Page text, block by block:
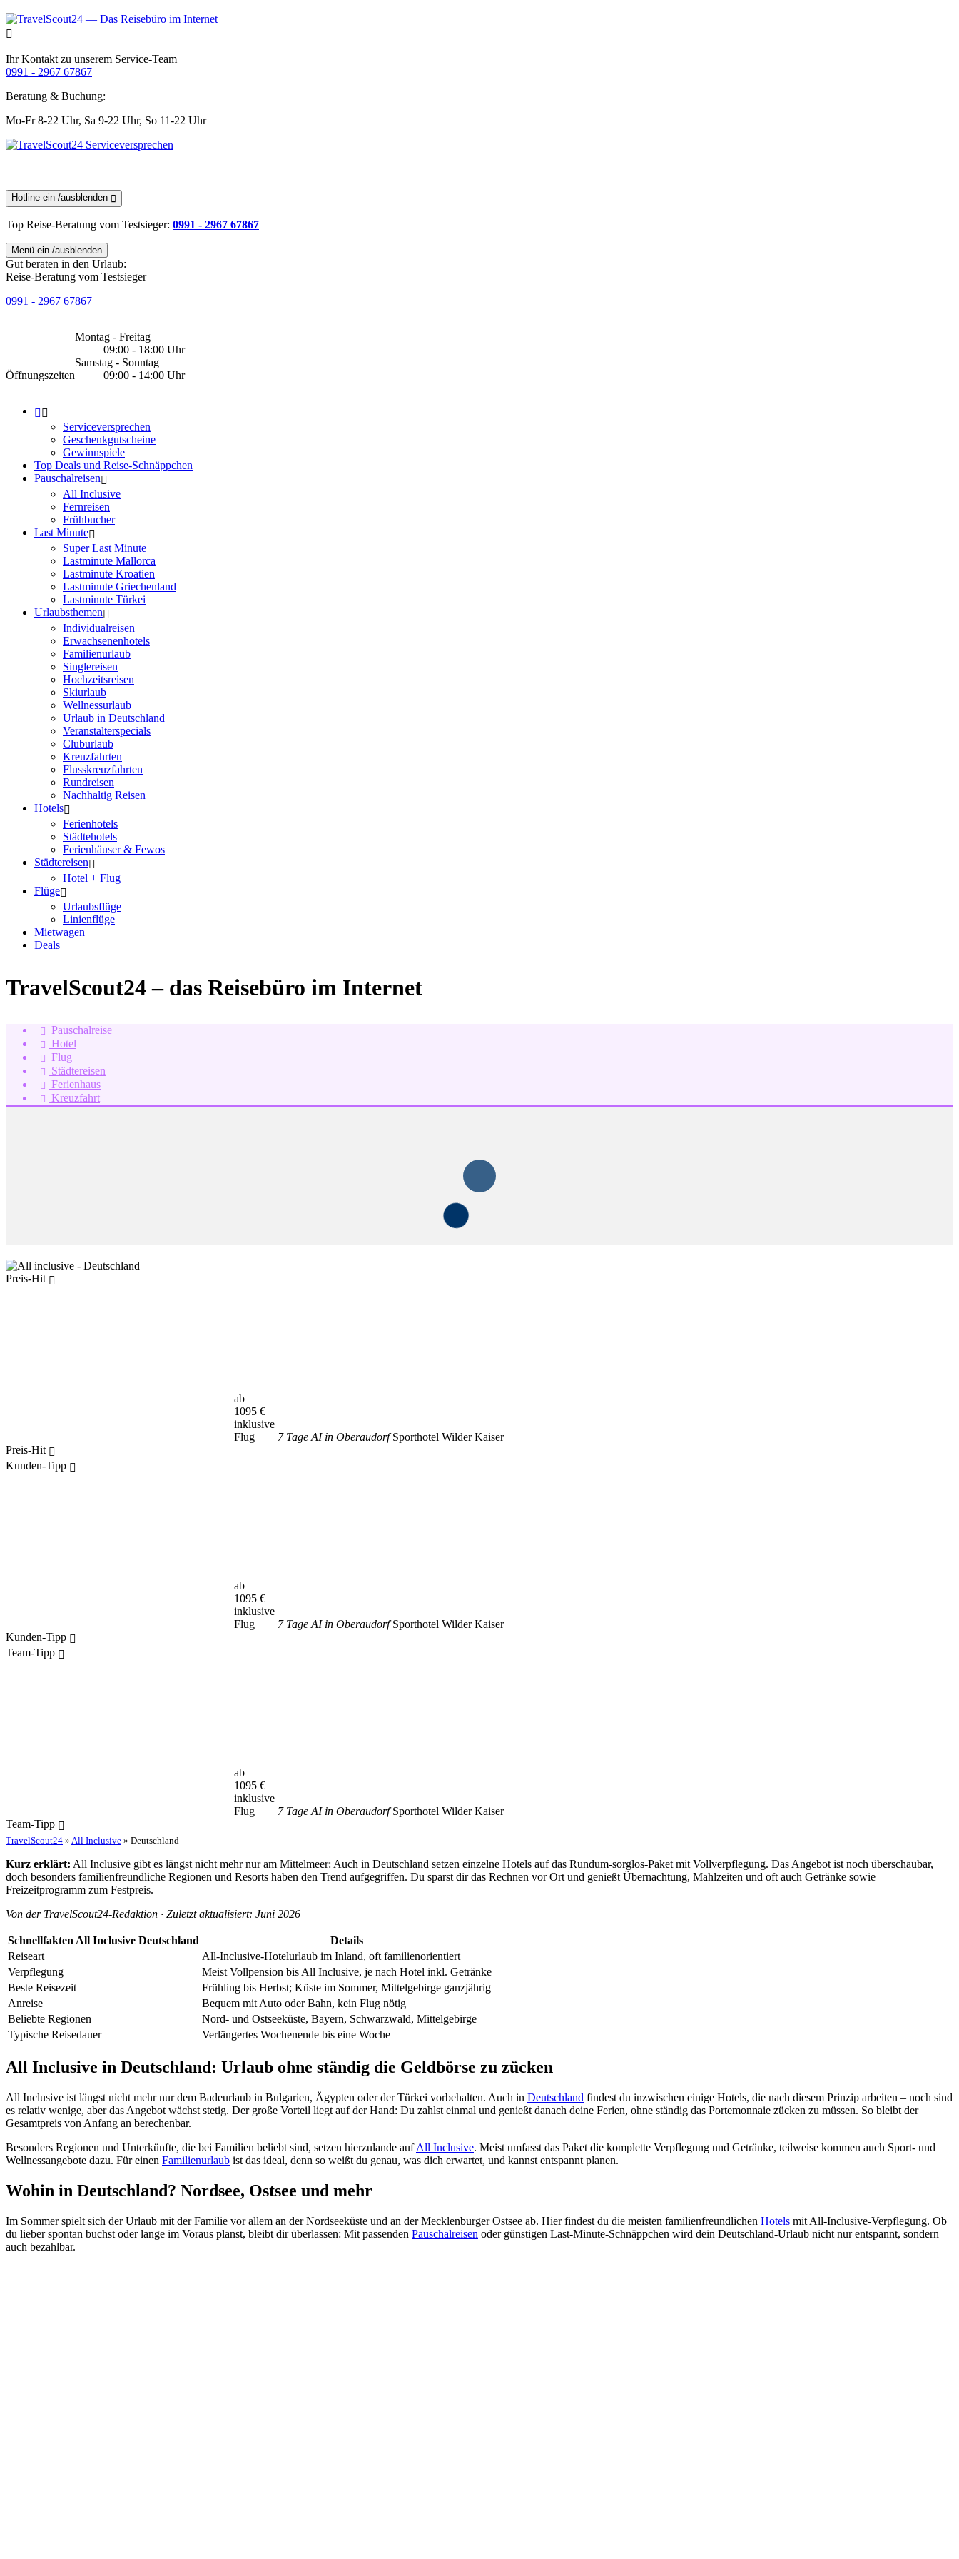
Ihr Kontakt zu unserem Service-Team
0991 - 2967 67867
Beratung & Buchung:
Mo-Fr 8-22 Uhr, Sa 9-22 Uhr, So 11-22 Uhr
Hotline ein-/ausblenden
Top Reise-Beratung vom Testsieger: 0991 - 2967 67867
Menü ein-/ausblenden
Gut beraten in den Urlaub:
Reise-Beratung vom Testsieger
0991 - 2967 67867
Öffnungszeiten
Montag - Freitag
09:00 - 18:00 Uhr
Samstag - Sonntag
09:00 - 14:00 Uhr
Serviceversprechen
Geschenkgutscheine
Gewinnspiele
Top Deals und Reise-Schnäppchen
Pauschalreisen
All Inclusive
Fernreisen
Frühbucher
Last Minute
Super Last Minute
Lastminute Mallorca
Lastminute Kroatien
Lastminute Griechenland
Lastminute Türkei
Urlaubsthemen
Individualreisen
Erwachsenenhotels
Familienurlaub
Singlereisen
Hochzeitsreisen
Skiurlaub
Wellnessurlaub
Urlaub in Deutschland
Veranstalterspecials
Cluburlaub
Kreuzfahrten
Flusskreuzfahrten
Rundreisen
Nachhaltig Reisen
Hotels
Ferienhotels
Städtehotels
Ferienhäuser & Fewos
Städtereisen
Hotel + Flug
Flüge
Urlaubsflüge
Linienflüge
Mietwagen
Deals
TravelScout24 – das Reisebüro im Internet
Pauschalreise
Hotel
Flug
Städtereisen
Ferienhaus
Kreuzfahrt
Preis-Hit
ab
1095 €
inklusive
Flug
7 Tage AI in OberaudorfSporthotel Wilder Kaiser
Preis-Hit
Kunden-Tipp
ab
1095 €
inklusive
Flug
7 Tage AI in OberaudorfSporthotel Wilder Kaiser
Kunden-Tipp
Team-Tipp
ab
1095 €
inklusive
Flug
7 Tage AI in OberaudorfSporthotel Wilder Kaiser
Team-Tipp
TravelScout24 » All Inclusive » Deutschland
Kurz erklärt: All Inclusive gibt es längst nicht mehr nur am Mittelmeer: Auch in Deutschland setzen einzelne Hotels auf das Rundum-sorglos-Paket mit Vollverpflegung. Das Angebot ist noch überschaubar,
doch besonders familienfreundliche Regionen und Resorts haben den Trend aufgegriffen. Du sparst dir das Rechnen vor Ort und genießt Übernachtung, Mahlzeiten und oft auch Getränke sowie
Freizeitprogramm zum Festpreis.
Von der TravelScout24-Redaktion · Zuletzt aktualisiert: Juni 2026
Schnellfakten All Inclusive Deutschland
Details
Reiseart
All-Inclusive-Hotelurlaub im Inland, oft familienorientiert
Verpflegung
Meist Vollpension bis All Inclusive, je nach Hotel inkl. Getränke
Beste Reisezeit
Frühling bis Herbst; Küste im Sommer, Mittelgebirge ganzjährig
Anreise
Bequem mit Auto oder Bahn, kein Flug nötig
Beliebte Regionen
Nord- und Ostseeküste, Bayern, Schwarzwald, Mittelgebirge
Typische Reisedauer
Verlängertes Wochenende bis eine Woche
All Inclusive in Deutschland: Urlaub ohne ständig die Geldbörse zu zücken
All Inclusive ist längst nicht mehr nur dem Badeurlaub in Bulgarien, Ägypten oder der Türkei vorbehalten. Auch in Deutschland findest du inzwischen einige Hotels, die nach diesem Prinzip arbeiten – noch sind
es relativ wenige, aber das Angebot wächst stetig. Der große Vorteil liegt auf der Hand: Du zahlst einmal und genießt danach deine Ferien, ohne ständig das Portemonnaie zücken zu müssen. So bleibt der
Gesamtpreis von Anfang an berechenbar.
Besonders Regionen und Unterkünfte, die bei Familien beliebt sind, setzen hierzulande aufAll Inclusive. Meist umfasst das Paket die komplette Verpflegung und Getränke, teilweise kommen auch Sport- und
Wellnessangebote dazu. Für einen Familienurlaub ist das ideal, denn so weißt du genau, was dich erwartet, und kannst entspannt planen.
Wohin in Deutschland? Nordsee, Ostsee und mehr
Im Sommer spielt sich der Urlaub mit der Familie vor allem an der Nordseeküste und an der Mecklenburger Ostsee ab. Hier findest du die meisten familienfreundlichen Hotels mit All-Inclusive-Verpflegung. Ob
du lieber spontan buchst oder lange im Voraus planst, bleibt dir überlassen: Mit passenden Pauschalreisen oder günstigen Last-Minute-Schnäppchen wird dein Deutschland-Urlaub nicht nur entspannt, sondern
auch bezahlbar.